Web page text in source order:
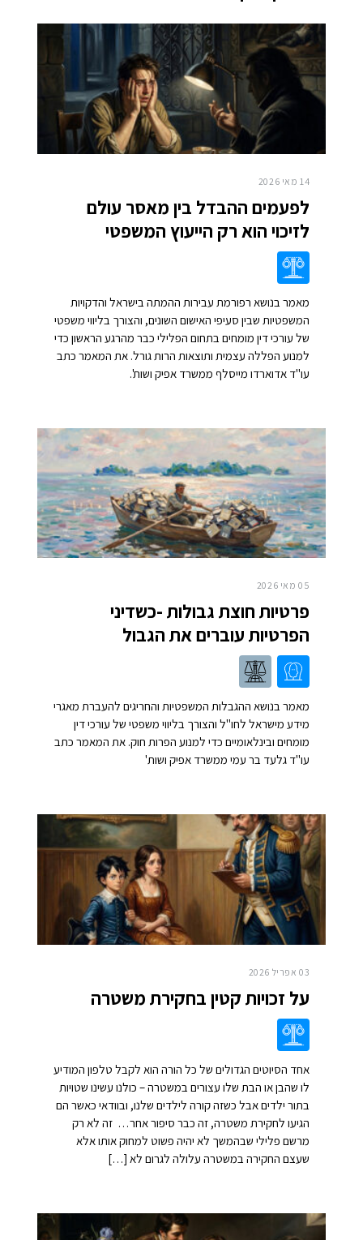
14 מאי 2026
לפעמים ההבדל בין מאסר עולם
לזיכוי הוא רק הייעוץ המשפטי
מאמר בנושא רפורמת עבירות ההמתה בישראל והדקויות
המשפטיות שבין סעיפי האישום השונים, והצורך בליווי משפטי
של עורכי דין מומחים בתחום הפלילי כבר מהרגע הראשון כדי
למנוע הפללה עצמית ותוצאות הרות גורל. את המאמר כתב
עו"ד אדוארדו מייסלף ממשרד אפיק ושות'.
05 מאי 2026
פרטיות חוצת גבולות -כשדיני
הפרטיות עוברים את הגבול
מאמר בנושא ההגבלות המשפטיות והחריגים להעברת מאגרי
מידע מישראל לחו"ל והצורך בליווי משפטי של עורכי דין
מומחים ובינלאומיים כדי למנוע הפרות חוק. את המאמר כתב
עו"ד גלעד בר עמי ממשרד אפיק ושות'
03 אפריל 2026
על זכויות קטין בחקירת משטרה
אחד הסיוטים הגדולים של כל הורה הוא לקבל טלפון המודיע
לו שהבן או הבת שלו עצורים במשטרה – כולנו עשינו שטויות
בתור ילדים אבל כשזה קורה לילדים שלנו, ובוודאי כאשר הם
הגיעו לחקירת משטרה, זה כבר סיפור אחר… זה לא רק
מרשם פלילי שבהמשך לא יהיה פשוט למחוק אותו אלא
שעצם החקירה במשטרה עלולה לגרום לא […]